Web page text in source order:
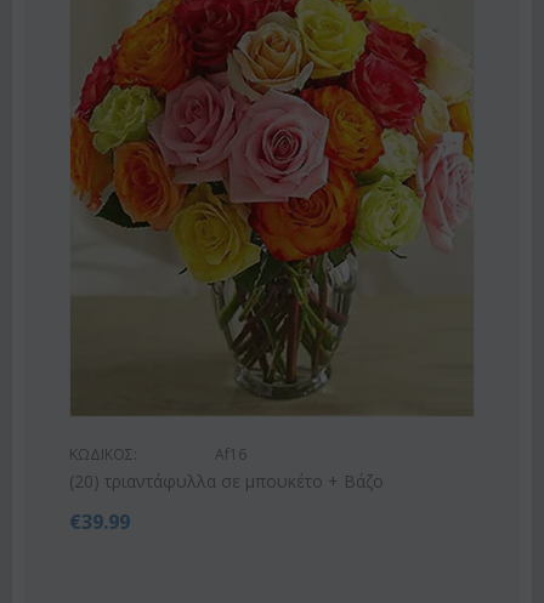
ΚΩΔΙΚΟΣ: Af16
(20) τριαντάφυλλα σε μπουκέτο + Βάζο
€39.99